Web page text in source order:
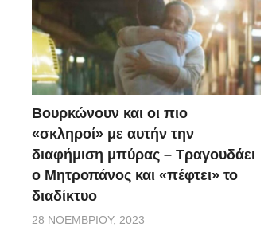
Βουρκώνουν και οι πιο
«σκληροί» με αυτήν την
διαφήμιση μπύρας – Τραγουδάει
ο Μητροπάνος και «πέφτει» το
διαδίκτυο
28 ΝΟΕΜΒΡΊΟΥ, 2023